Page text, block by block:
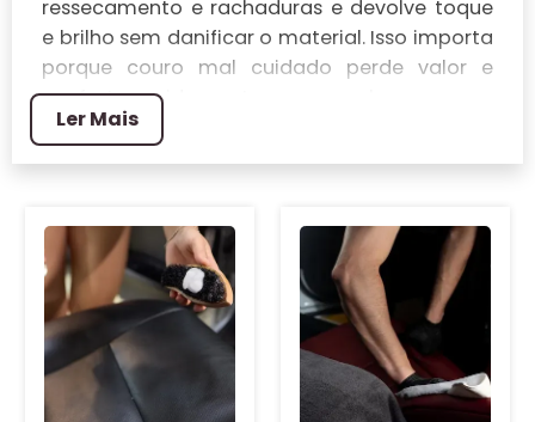
ressecamento e rachaduras e devolve toque
e brilho sem danificar o material. Isso importa
porque couro mal cuidado perde valor e
conforto rapidamente — e com alguns passos
simples você pode prolongar a vida útil das
suas peças favoritas.
hidratante certo para cada tipo de couro,
quando e como aplicar, quais erros evitar e
quais resultados esperar ao seguir uma rotina
de cuidado adequada.
O QUE É HIDRATANTE DE
Ler Mais